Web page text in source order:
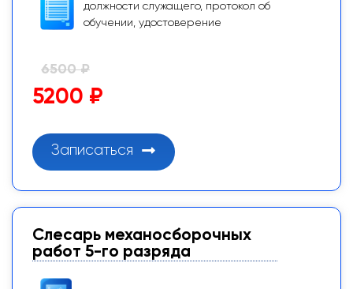
должности служащего, протокол об
обучении, удостоверение
6500 ₽
5200 ₽
Записаться
Слесарь механосборочных
работ 5-го разряда